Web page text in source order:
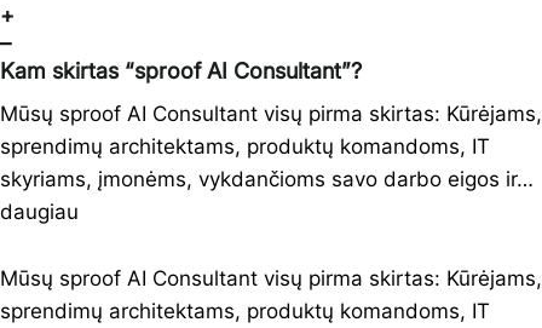
+
–
Kam skirtas “sproof AI Consultant”?
Mūsų sproof AI Consultant visų pirma skirtas: Kūrėjams,
sprendimų architektams, produktų komandoms, IT
skyriams, įmonėms, vykdančioms savo darbo eigos ir…
daugiau
Mūsų sproof AI Consultant visų pirma skirtas: Kūrėjams,
sprendimų architektams, produktų komandoms, IT